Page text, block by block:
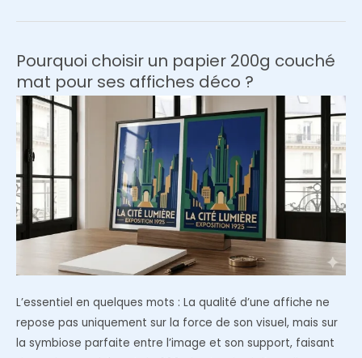
des
de
qualité
en
ligne
?
Pourquoi choisir un papier 200g couché
mat pour ses affiches déco ?
L’essentiel en quelques mots : La qualité d’une affiche ne
repose pas uniquement sur la force de son visuel, mais sur
la symbiose parfaite entre l’image et son support, faisant